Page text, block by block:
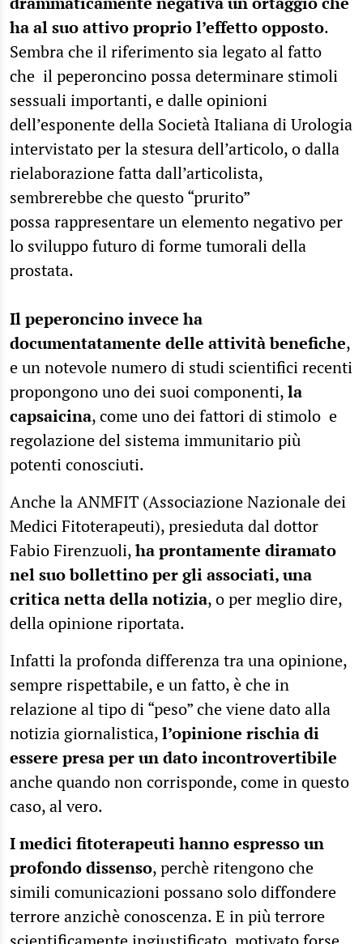
ha al suo attivo proprio l’effetto opposto.
Sembra che il riferimento sia legato al fatto
che il peperoncino possa determinare stimoli
sessuali importanti, e dalle opinioni
dell’esponente della Società Italiana di Urologia
intervistato per la stesura dell’articolo, o dalla
rielaborazione fatta dall’articolista,
sembrerebbe che questo “prurito”
possa rappresentare un elemento negativo per
lo sviluppo futuro di forme tumorali della
prostata.
Il peperoncino invece ha
documentatamente delle attività benefiche,
e un notevole numero di studi scientifici recenti
propongono uno dei suoi componenti,la
capsaicina, come uno dei fattori di stimolo e
regolazione del sistema immunitario più
potenti conosciuti.
Anche la ANMFIT (Associazione Nazionale dei
Medici Fitoterapeuti), presieduta dal dottor
Fabio Firenzuoli,ha prontamente diramato
nel suo bollettino per gli associati, una
critica netta della notizia, o per meglio dire,
della opinione riportata.
Infatti la profonda differenza tra una opinione,
sempre rispettabile, e un fatto, è che in
relazione al tipo di “peso” che viene dato alla
notizia giornalistica,l’opinione rischia di
essere presa per un dato incontrovertibile
anche quando non corrisponde, come in questo
caso, al vero.
I medici fitoterapeuti hanno espresso un
profondo dissenso, perchè ritengono che
simili comunicazioni possano solo diffondere
terrore anzichè conoscenza. E in più terrore